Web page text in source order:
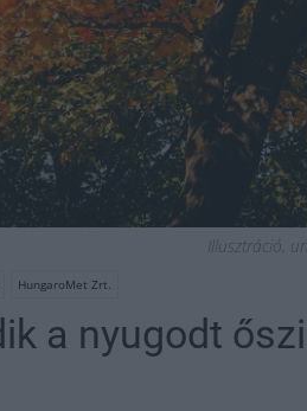
Illusztráció,
HungaroMet Zrt.
a nyugodt